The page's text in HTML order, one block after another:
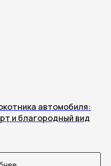
автомобиля:
и благородный вид